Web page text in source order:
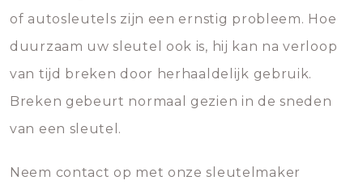
of autosleutels zijn een ernstig probleem. Hoe
duurzaam uw sleutel ook is, hij kan na verloop
van tijd breken door herhaaldelijk gebruik.
Breken gebeurt normaal gezien in de sneden
van een sleutel.
Neem contact op met onze sleutelmaker